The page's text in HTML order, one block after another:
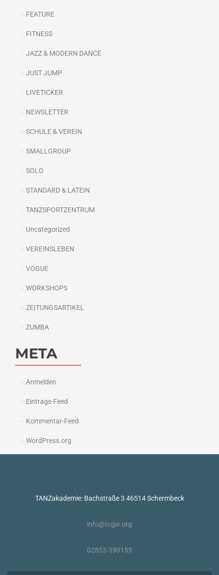
FEATURE
FITNESS
JAZZ & MODERN DANCE
JUST JUMP
LIVETICKER
NEWSLETTER
SCHULE & VEREIN
SMALLGROUP
SOLO
STANDARD & LATEIN
TANZSPORTZENTRUM
Uncategorized
VEREINSLEBEN
VOGUE
WORKSHOPS
ZEITUNGSARTIKEL
ZUMBA
META
Anmelden
Eintrags-Feed
Kommentar-Feed
WordPress.org
TANZakademie: Bachstraße 3 46514 Schermbeck
info@tcgw.org
02853-390155